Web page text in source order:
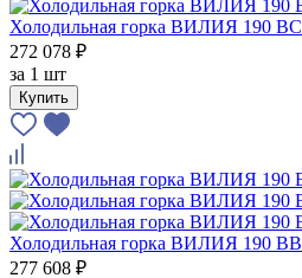
Холодильная горка ВИЛИЯ 190 ВС
272 078 ₽
за 1 шт
Купить
Холодильная горка ВИЛИЯ 190 ВВ
277 608 ₽